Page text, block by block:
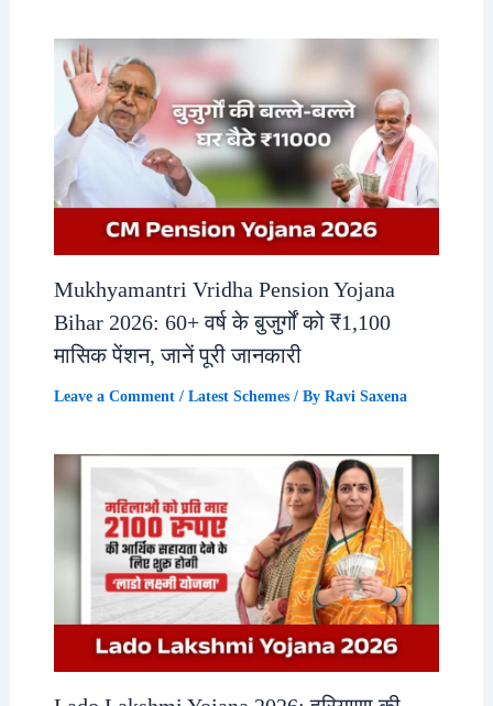
Mukhyamantri Vridha Pension Yojana
Bihar 2026: 60+ वर्ष के बुजुर्गों को ₹1,100
मासिक पेंशन, जानें पूरी जानकारी
Leave a Comment / Latest Schemes/ By Ravi Saxena